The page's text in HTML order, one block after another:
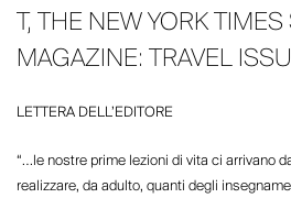
ILT, THE NEW YORK TIMES
MAGAZINE: TRAVEL
LETTERA DELL’EDITORE
“…le nostre prime lezioni di vita ci arrivano
realizzare, da adulto, quanti degli